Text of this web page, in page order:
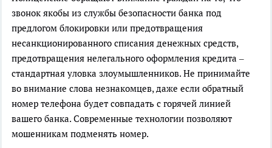
звонок якобы из службы безопасности банка под
предлогом блокировки или предотвращения
несанкционированного списания денежных средств,
предотвращения нелегального оформления кредита –
стандартная уловка злоумышленников. Не принимайте
во внимание слова незнакомцев, даже если обратный
номер телефона будет совпадать с горячей линией
вашего банка. Современные технологии позволяют
мошенникам подменять номер.